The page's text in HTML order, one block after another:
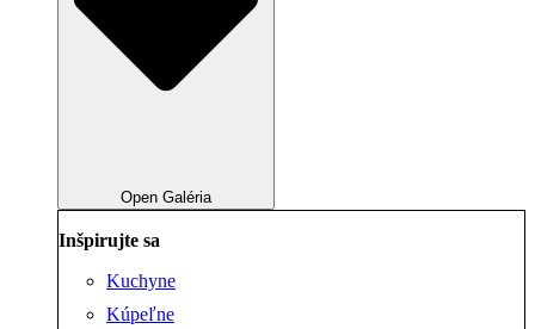
Open Galéria
Inšpirujte sa
Kuchyne
Kúpeľne